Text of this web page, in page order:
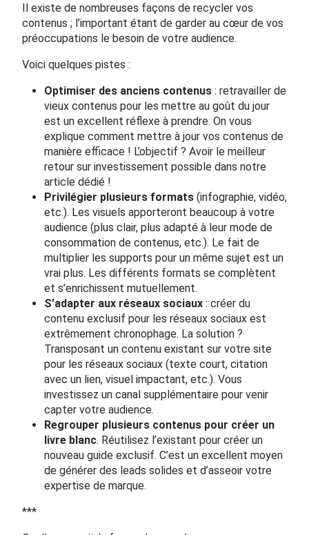
Il existe de nombreuses façons de recycler vos
contenus ; l’important étant de garder au cœur de vos
préoccupations le besoin de votre audience.
Voici quelques pistes :
Optimiser des anciens contenus : retravailler de
vieux contenus pour les mettre au goût du jour
est un excellent réflexe à prendre. On vous
explique comment mettre à jour vos contenus de
manière efficace ! L’objectif ? Avoir le meilleur
retour sur investissement possible dans notre
article dédié !
Privilégier plusieurs formats (infographie, vidéo,
etc.). Les visuels apporteront beaucoup à votre
audience (plus clair, plus adapté à leur mode de
consommation de contenus, etc.). Le fait de
multiplier les supports pour un même sujet est un
vrai plus. Les différents formats se complètent
et s’enrichissent mutuellement.
S’adapter aux réseaux sociaux : créer du
contenu exclusif pour les réseaux sociaux est
extrêmement chronophage. La solution ?
Transposant un contenu existant sur votre site
pour les réseaux sociaux (texte court, citation
avec un lien, visuel impactant, etc.). Vous
investissez un canal supplémentaire pour venir
capter votre audience.
Regrouper plusieurs contenus pour créer un
livre blanc. Réutilisez l’existant pour créer un
nouveau guide exclusif. C’est un excellent moyen
de générer des leads solides et d’asseoir votre
expertise de marque.
***